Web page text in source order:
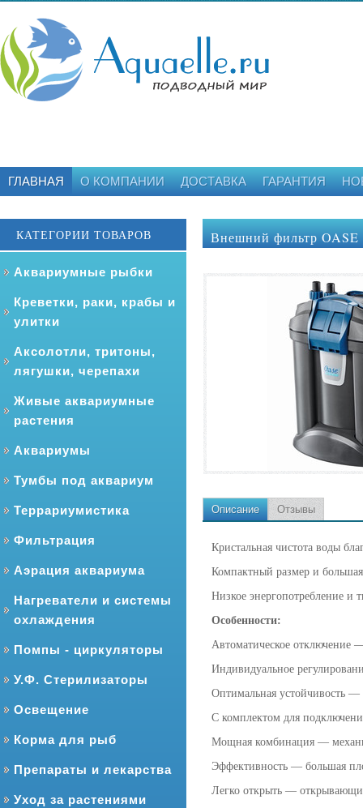
ГЛАВНАЯ О КОМПАНИИ ДОСТАВКА ГАРАНТИЯ
КАТЕГОРИИ ТОВАРОВ
Аквариумные рыбки
Креветки, раки, крабы и
улитки
Аксолотли, тритоны,
лягушки, черепахи
Живые аквариумные
растения
Аквариумы
Тумбы под аквариум
Террариумистика
Фильтрация
Аэрация аквариума
Нагреватели и системы
охлаждения
Помпы - циркуляторы
У.Ф. Стерилизаторы
Освещение
Корма для рыб
Препараты и лекарства
Уход за растениями
Внешний фильтр OASE
Описание Отзывы
Кристальная чистота воды
Компактный размер и
Низкое энергопотребление и
Особенности:
Автоматическое отключение
Индивидуальное
Оптимальная устойчивость —
С комплектом для
Мощная комбинация —
Эффективность — большая
Легко открыть —